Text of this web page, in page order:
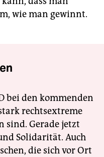
wie man gewinnt.
bei den kommenden
rechtsextreme
sind. Gerade jetzt
Solidarität. Auch
die sich vor Ort